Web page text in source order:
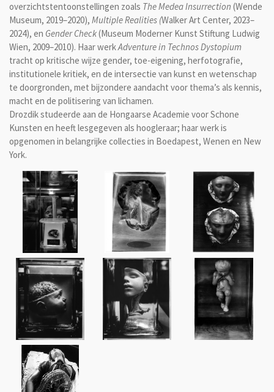
overzichtstentoonstellingen zoals The Medea Insurrection (Wende
Museum, 2019–2020), Multiple Realities (Walker Art Center, 2023–
2024), en Gender Check(Museum Moderner Kunst Stiftung Ludwig
Wien, 2009–2010). Haar werkAdventure in Technos Dystopium
tracht op kritische wijze gender, toe-eigening, herfotografie,
institutionele kritiek, en de intersectie van kunst en wetenschap
te doorgronden, met bijzondere aandacht voor thema’s als kennis,
macht en de politisering van lichamen.
Drozdik studeerde aan de Hongaarse Academie voor Schone
Kunsten en heeft lesgegeven als hoogleraar; haar werk is
opgenomen in belangrijke collecties in Boedapest, Wenen en New
York.